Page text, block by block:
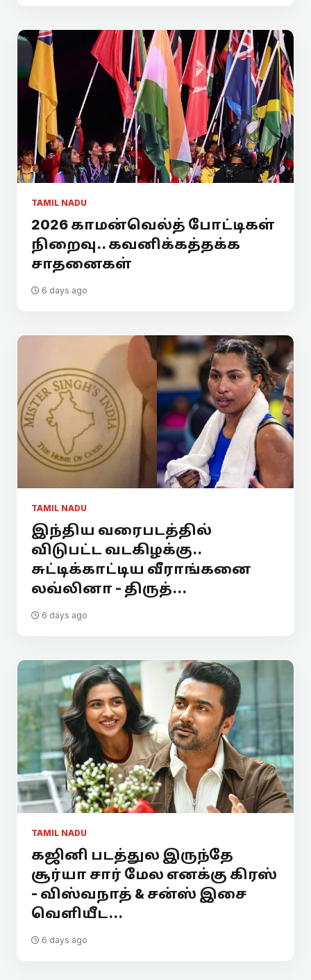
TAMIL NADU
2026 காமன்வெல்த் போட்டிகள்
நிறைவு.. கவனிக்கத்தக்க
சாதனைகள்
6 days ago
TAMIL NADU
இந்திய வரைபடத்தில்
விடுபட்ட வடகிழக்கு..
சுட்டிக்காட்டிய வீராங்கனை
லவ்லினா - திருத்...
6 days ago
TAMIL NADU
கஜினி படத்துல இருந்தே
சூர்யா சார் மேல எனக்கு கிரஸ்
- விஸ்வநாத் & சன்ஸ் இசை
வெளியீட...
6 days ago